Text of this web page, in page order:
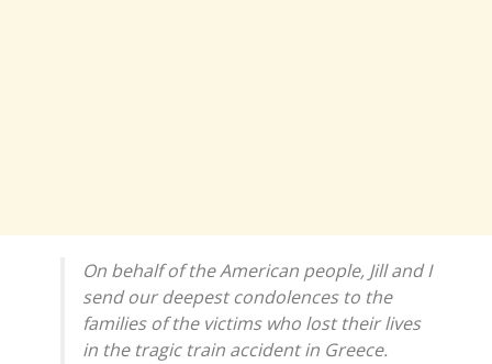
On behalf of the American people, Jill and I
send our deepest condolences to the
families of the victims who lost their lives
in the tragic train accident in Greece.